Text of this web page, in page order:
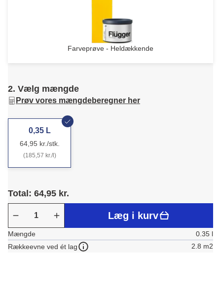
Farveprøve - Heldækkende
2. Vælg mængde
Prøv vores mængdeberegner her
0,35 L
64,95 kr./stk.
(185,57 kr./l)
Total: 64,95 kr.
Læg i kurv
Mængde
0.35 l
Rækkeevne ved ét lag
2.8 m2